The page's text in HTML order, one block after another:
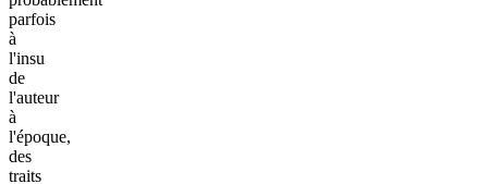
parfois
à
l'insu
de
l'auteur
à
l'époque,
des
traits